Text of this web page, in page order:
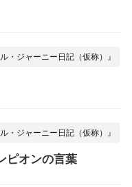
・ジャーニー日記（仮称）』
・ジャーニー日記（仮称）』
ピオンの言葉